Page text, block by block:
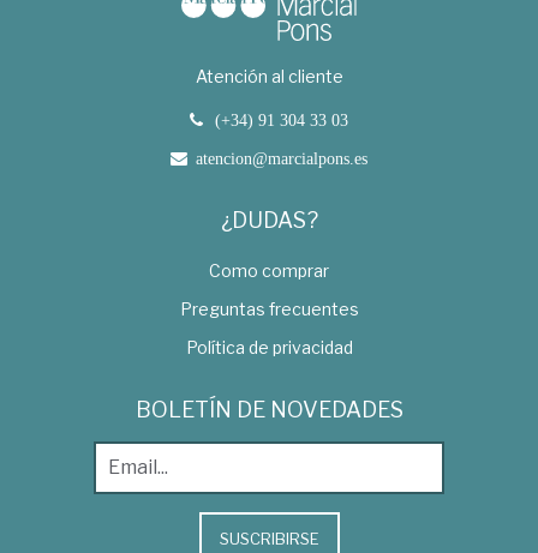
Atención al cliente
(+34) 91 304 33 03
atencion@marcialpons.es
¿DUDAS?
Como comprar
Preguntas frecuentes
Política de privacidad
BOLETÍN DE NOVEDADES
SUSCRIBIRSE